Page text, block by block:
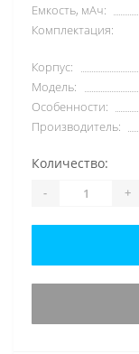
Емкость, мАч:
Комплектация:
Корпус:
Модель:
Особенности:
Производитель:
Количество:
- +